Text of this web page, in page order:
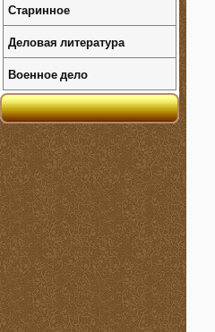
Старинное
Деловая литература
Военное дело